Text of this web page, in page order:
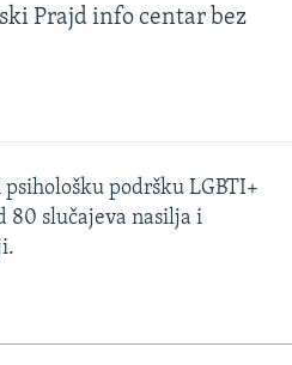
Prajd info centar bez
podršku LGBTI+
80 slučajeva nasilja i